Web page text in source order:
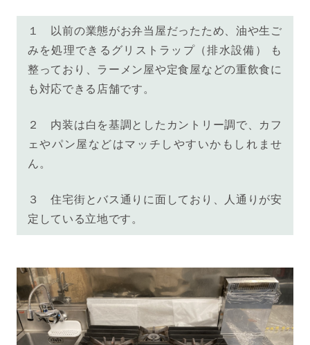
１ 以前の業態がお弁当屋だったため、 油や生ご
みを処理できるグリストラップ（排水設備）
も
整っており、ラーメン屋や定食屋などの重飲食に
も対応できる店舗です。
２ 内装は白を基調としたカントリー調で、カフ
ェやパン屋などはマッチしやすいかもしれませ
ん。
３ 住宅街とバス通りに面しており、人通りが安
定している立地です。